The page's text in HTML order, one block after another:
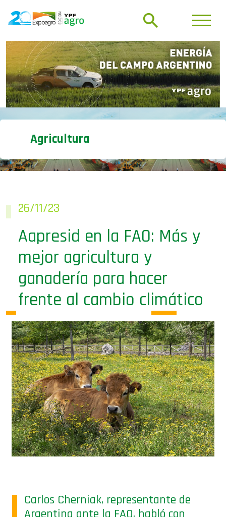
Agricultura
26/11/23
Aapresid en la FAO: Más y
mejor agricultura y
ganadería para hacer
frente al cambio climático
Carlos Cherniak, representante de
Argentina ante la FAO, habló con